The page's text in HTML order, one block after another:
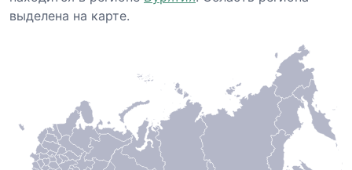
выделена на карте.